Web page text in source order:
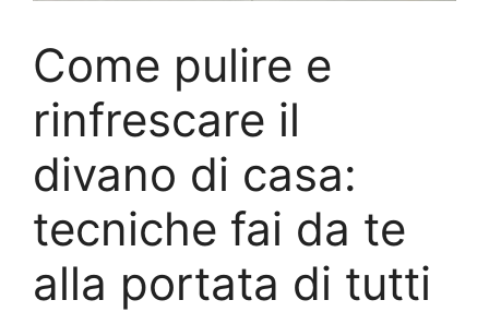
Come pulire e
rinfrescare il
divano di casa:
tecniche fai da te
alla portata di tutti